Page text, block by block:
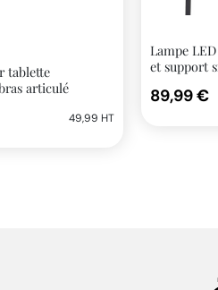
tablette
articulé
49,99 HT
Lampe
et support
89,99 €